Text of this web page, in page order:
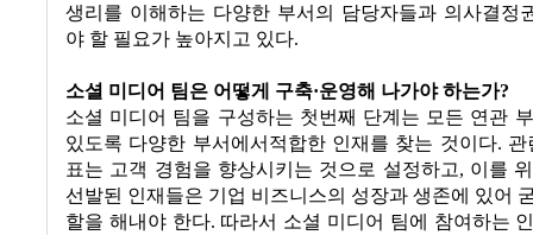
생리를 이해하는 다양한 부서의 담당자들과 의사결정
야 할 필요가 높아지고 있다.
소셜 미디어 팀은 어떻게 구축·운영해 나가야 하는가?
소셜 미디어 팀을 구성하는 첫번째 단계는 모든 연관
있도록 다양한 부서에서적합한 인재를 찾는 것이다. 관
표는 고객 경험을 향상시키는 것으로 설정하고, 이를
선발된 인재들은 기업 비즈니스의 성장과 생존에 있어
할을 해내야 한다. 따라서 소셜 미디어 팀에 참여하는